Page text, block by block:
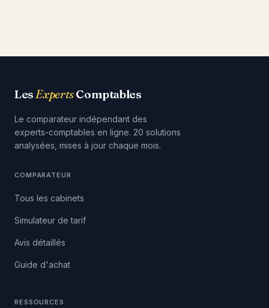
LesExpertsComptables
Le comparateur indépendant des
experts-comptables en ligne. 20 solutions
analysées, mises à jour chaque mois.
COMPARATEUR
Tous les cabinets
Simulateur de tarif
Avis détaillés
Guide d'achat
RESSOURCES